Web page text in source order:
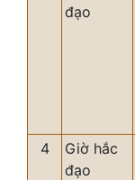
đạo
4
Giờ hắc
đạo